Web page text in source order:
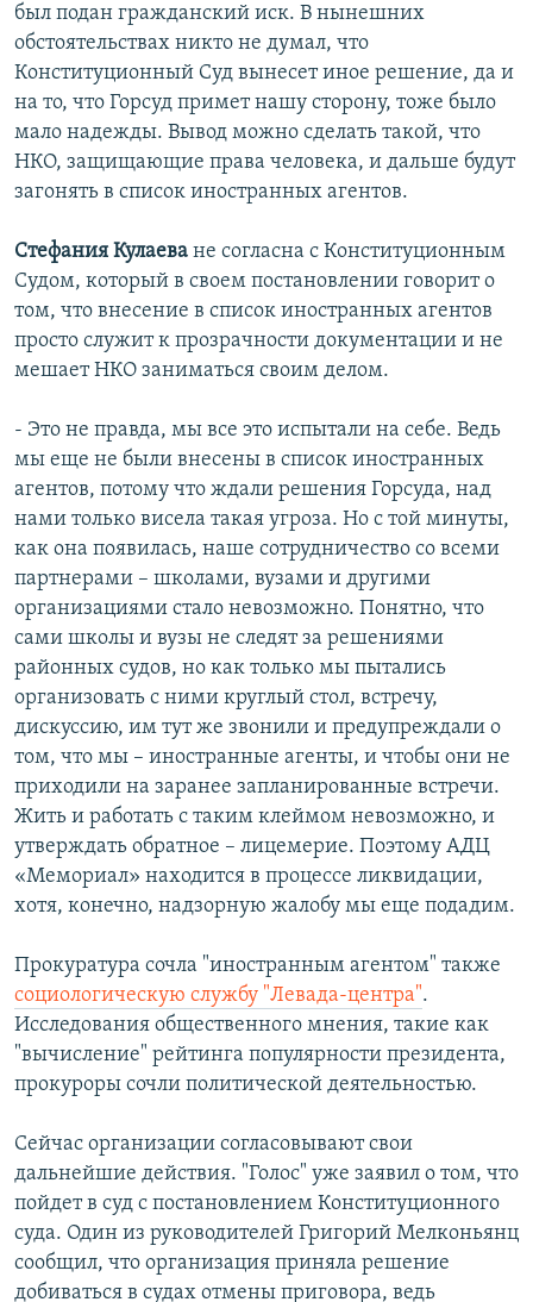
был подан гражданский иск. В нынешних
обстоятельствах никто не думал, что
Конституционный Суд вынесет иное решение, да и
на то, что Горсуд примет нашу сторону, тоже было
мало надежды. Вывод можно сделать такой, что
НКО, защищающие права человека, и дальше будут
загонять в список иностранных агентов.
Стефания Кулаева не согласна с Конституционным
Судом, который в своем постановлении говорит о
том, что внесение в список иностранных агентов
просто служит к прозрачности документации и не
мешает НКО заниматься своим делом.
- Это не правда, мы все это испытали на себе. Ведь
мы еще не были внесены в список иностранных
агентов, потому что ждали решения Горсуда, над
нами только висела такая угроза. Но с той минуты,
как она появилась, наше сотрудничество со всеми
партнерами – школами, вузами и другими
организациями стало невозможно. Понятно, что
сами школы и вузы не следят за решениями
районных судов, но как только мы пытались
организовать с ними круглый стол, встречу,
дискуссию, им тут же звонили и предупреждали о
том, что мы – иностранные агенты, и чтобы они не
приходили на заранее запланированные встречи.
Жить и работать с таким клеймом невозможно, и
утверждать обратное – лицемерие. Поэтому АДЦ
«Мемориал» находится в процессе ликвидации,
хотя, конечно, надзорную жалобу мы еще подадим.
Прокуратура сочла "иностранным агентом" также
социологическую службу "Левада-центра".
Исследования общественного мнения, такие как
"вычисление" рейтинга популярности президента,
прокуроры сочли политической деятельностью.
Сейчас организации согласовывают свои
дальнейшие действия. "Голос" уже заявил о том, что
пойдет в суд с постановлением Конституционного
суда. Один из руководителей Григорий Мелконьянц
сообщил, что организация приняла решение
добиваться в судах отмены приговора, ведь